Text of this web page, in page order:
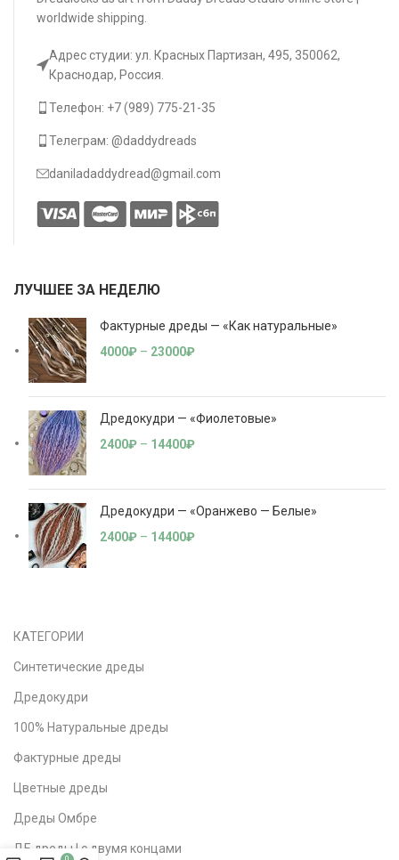
worldwide shipping.
Адрес студии: ул. Красных Партизан, 495, 350062,
Краснодар, Россия.
Телефон: +7 (989) 775-21-35
Телеграм: @daddydreads
daniladaddydread@gmail.com
ЛУЧШЕЕ ЗА НЕДЕЛЮ
Фактурные дреды — «Как натуральные»
4000₽ – 23000₽
Дредокудри — «Фиолетовые»
2400₽ – 14400₽
Дредокудри — «Оранжево — Белые»
2400₽ – 14400₽
КАТЕГОРИИ
Синтетические дреды
Дредокудри
100% Натуральные дреды
Фактурные дреды
Цветные дреды
Дреды Омбре
ДЕ дреды | с двумя концами